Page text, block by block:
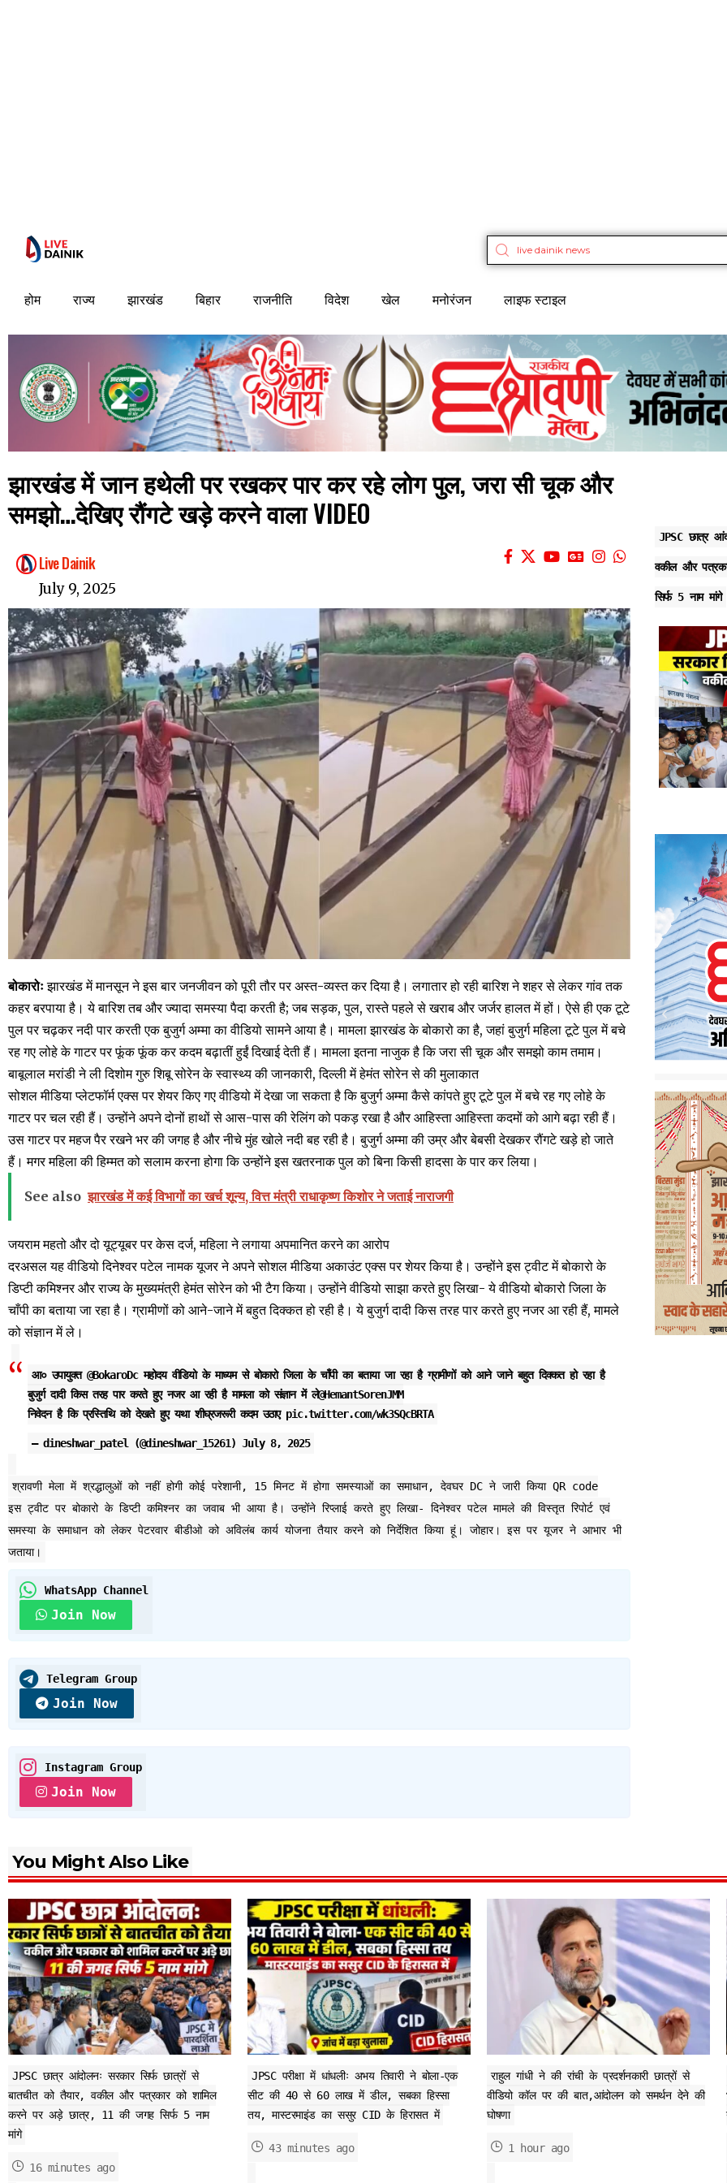
होम राज्य झारखंड बिहार राजनीति विदेश खेल मनोरंजन लाइफ स्टाइल
झारखंड में जान हथेली पर रखकर पार कर रहे लोग पुल, जरा सी चूक और
समझो…देखिए रौंगटे खड़े करने वाला VIDEO
Live Dainik
July 9, 2025
बोकारोःझारखंड में मानसून ने इस बार जनजीवन को पूरी तौर पर अस्त-व्यस्त कर दिया है। लगातार हो रही बारिश ने शहर से लेकर गांव तक
कहर बरपाया है। ये बारिश तब और ज्यादा समस्या पैदा करती है; जब सड़क, पुल, रास्ते पहले से खराब और जर्जर हालत में हों। ऐसे ही एक टूटे
पुल पर चढ़कर नदी पार करती एक बुजुर्ग अम्मा का वीडियो सामने आया है। मामला झारखंड के बोकारो का है, जहां बुजुर्ग महिला टूटे पुल में बचे
रह गए लोहे के गाटर पर फूंक फूंक कर कदम बढ़ातीं हुईं दिखाई देती हैं। मामला इतना नाजुक है कि जरा सी चूक और समझो काम तमाम।
बाबूलाल मरांडी ने ली दिशोम गुरु शिबू सोरेन के स्वास्थ्य की जानकारी, दिल्ली में हेमंत सोरेन से की मुलाकात
सोशल मीडिया प्लेटफॉर्म एक्स पर शेयर किए गए वीडियो में देखा जा सकता है कि बुजुर्ग अम्मा कैसे कांपते हुए टूटे पुल में बचे रह गए लोहे के
गाटर पर चल रही हैं। उन्होंने अपने दोनों हाथों से आस-पास की रेलिंग को पकड़ रखा है और आहिस्ता आहिस्ता कदमों को आगे बढ़ा रही हैं।
उस गाटर पर महज पैर रखने भर की जगह है और नीचे मुंह खोले नदी बह रही है। बुजुर्ग अम्मा की उम्र और बेबसी देखकर रौंगटे खड़े हो जाते
हैं। मगर महिला की हिम्मत को सलाम करना होगा कि उन्होंने इस खतरनाक पुल को बिना किसी हादसा के पार कर लिया।
See also झारखंड में कई विभागों का खर्च शून्य, वित्त मंत्री राधाकृष्ण किशोर ने जताई नाराजगी
जयराम महतो और दो यूट्यूबर पर केस दर्ज, महिला ने लगाया अपमानित करने का आरोप
दरअसल यह वीडियो दिनेश्वर पटेल नामक यूजर ने अपने सोशल मीडिया अकाउंट एक्स पर शेयर किया है। उन्होंने इस ट्वीट में बोकारो के
डिप्टी कमिश्नर और राज्य के मुख्यमंत्री हेमंत सोरेन को भी टैग किया। उन्होंने वीडियो साझा करते हुए लिखा- ये वीडियो बोकारो जिला के
चाँपी का बताया जा रहा है। ग्रामीणों को आने-जाने में बहुत दिक्कत हो रही है। ये बुजुर्ग दादी किस तरह पार करते हुए नजर आ रही हैं, मामले
को संज्ञान में ले।
आ० उपायुक्त @BokaroDcमहोदय वीडियो के माध्यम से बोकारो जिला के चाँपी का बताया जा रहा है ग्रामीणों को आने जाने बहुत दिक्कत हो रहा है
बुजुर्ग दादी किस तरह पार करते हुए नजर आ रही है मामला को संज्ञान में ले@HemantSorenJMM
निवेदन है कि प्रस्तिथि को देखते हुए यथा शीघ्रजरूरी कदम उठाए pic.twitter.com/wk3SQcBRTA
— dineshwar_patel (@dineshwar_15261) July 8, 2025
श्रावणी मेला में श्रद्धालुओं को नहीं होगी कोई परेशानी, 15 मिनट में होगा समस्याओं का समाधान, देवघर DC ने जारी किया QR code
इस ट्वीट पर बोकारो के डिप्टी कमिश्नर का जवाब भी आया है। उन्होंने रिप्लाई करते हुए लिखा- दिनेश्वर पटेल मामले की विस्तृत रिपोर्ट एवं
समस्या के समाधान को लेकर पेटरवार बीडीओ को अविलंब कार्य योजना तैयार करने को निर्देशित किया हूं। जोहार। इस पर यूजर ने आभार भी
जताया।
WhatsApp Channel
Join Now
Telegram Group
Join Now
Instagram Group
Join Now
JPSC छात्र
वकील और
सिर्फ 5 नाम मांगे
You Might Also Like
JPSC छात्र आंदोलनः सरकार सिर्फ छात्रों से
बातचीत को तैयार, वकील और पत्रकार को शामिल
करने पर अड़े छात्र, 11 की जगह सिर्फ 5 नाम
मांगे
16 minutes ago
JPSC परीक्षा में धांधलीः अभय तिवारी ने बोला-एक
सीट की 40 से 60 लाख में डील, सबका हिस्सा
तय, मास्टरमाइंड का ससुर CID के हिरासत में
43 minutes ago
राहुल गांधी ने की रांची के प्रदर्शनकारी छात्रों से
वीडियो कॉल पर की बात,आंदोलन को समर्थन देने की
घोषणा
1 hour ago